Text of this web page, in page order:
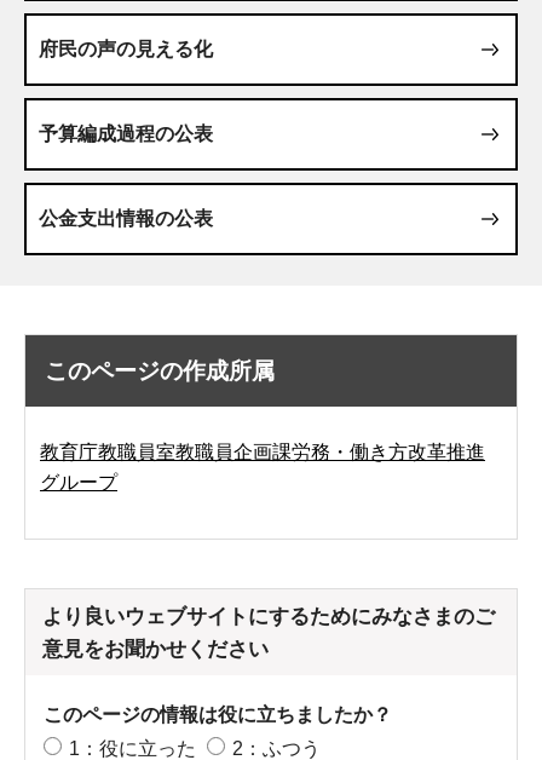
府民の声の見える化
予算編成過程の公表
公金支出情報の公表
このページの作成所属
教育庁教職員室教職員企画課労務・働き方改革推進
グループ
より良いウェブサイトにするためにみなさまのご
意見をお聞かせください
このページの情報は役に立ちましたか？
1：役に立った
2：ふつう